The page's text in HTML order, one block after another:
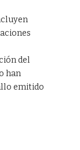
del
han
emitido